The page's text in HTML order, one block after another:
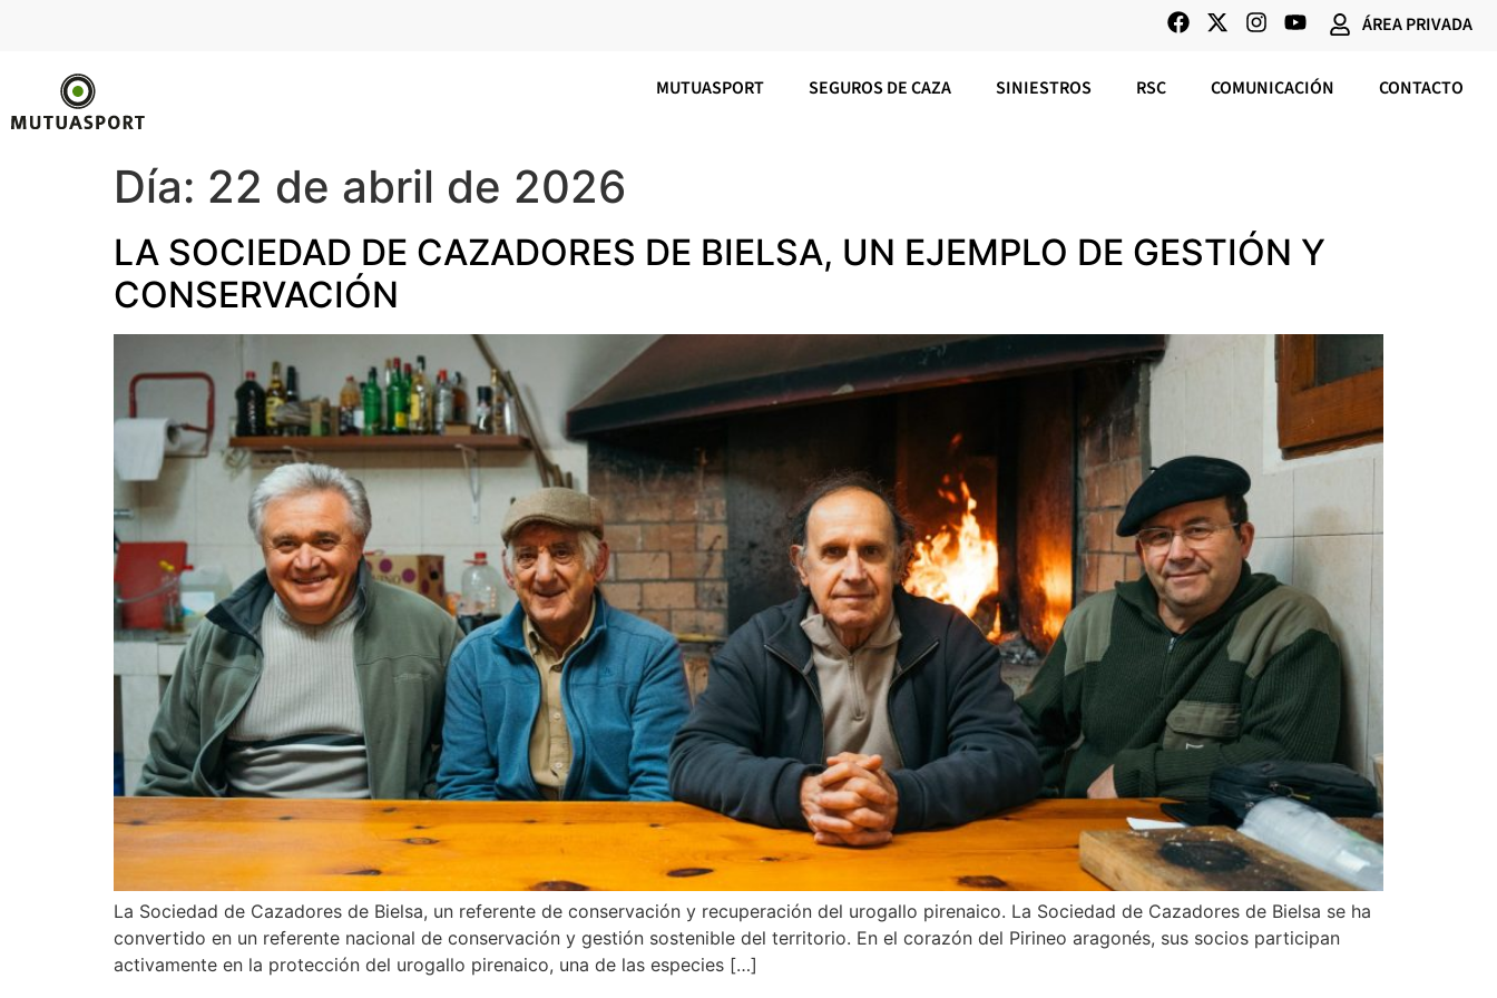
ÁREA PRIVADA
MUTUASPORT SEGUROS DE CAZA SINIESTROS RSC COMUNICACIÓN CONTACTO
Día: 22 de abril de 2026
LA SOCIEDAD DE CAZADORES DE BIELSA, UN EJEMPLO DE GESTIÓN Y
CONSERVACIÓN
La Sociedad de Cazadores de Bielsa, un referente de conservación y recuperación del urogallo pirenaico. La Sociedad de Cazadores de Bielsa se ha
convertido en un referente nacional de conservación y gestión sostenible del territorio. En el corazón del Pirineo aragonés, sus socios participan
activamente en la protección del urogallo pirenaico, una de las especies […]